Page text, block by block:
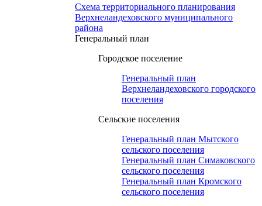
Схема территориального планирования
Верхнеландеховского муниципального
района
Генеральный план
Городское поселение
Генеральный план
Верхнеландеховского городского
поселения
Сельские поселения
Генеральный план Мытского
сельского поселения
Генеральный план Симаковского
сельского поселения
Генеральный план Кромского
сельского поселения